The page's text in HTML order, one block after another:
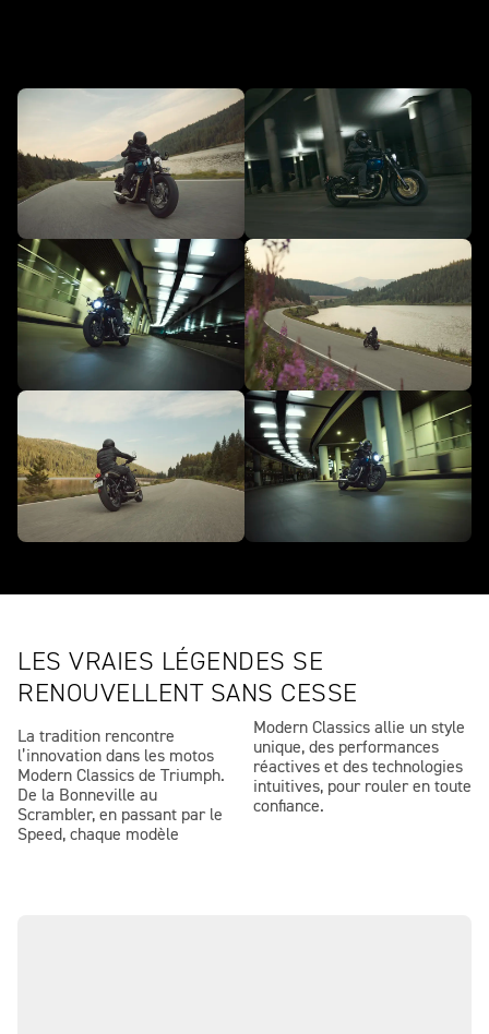
LES VRAIES LÉGENDES SE
RENOUVELLENT SANS CESSE
La tradition rencontre
l’innovation dans les motos
Modern Classics de Triumph.
De la Bonneville au
Scrambler, en passant par le
Speed, chaque modèle
Modern Classics allie un style
unique, des performances
réactives et des technologies
intuitives, pour rouler en toute
confiance.